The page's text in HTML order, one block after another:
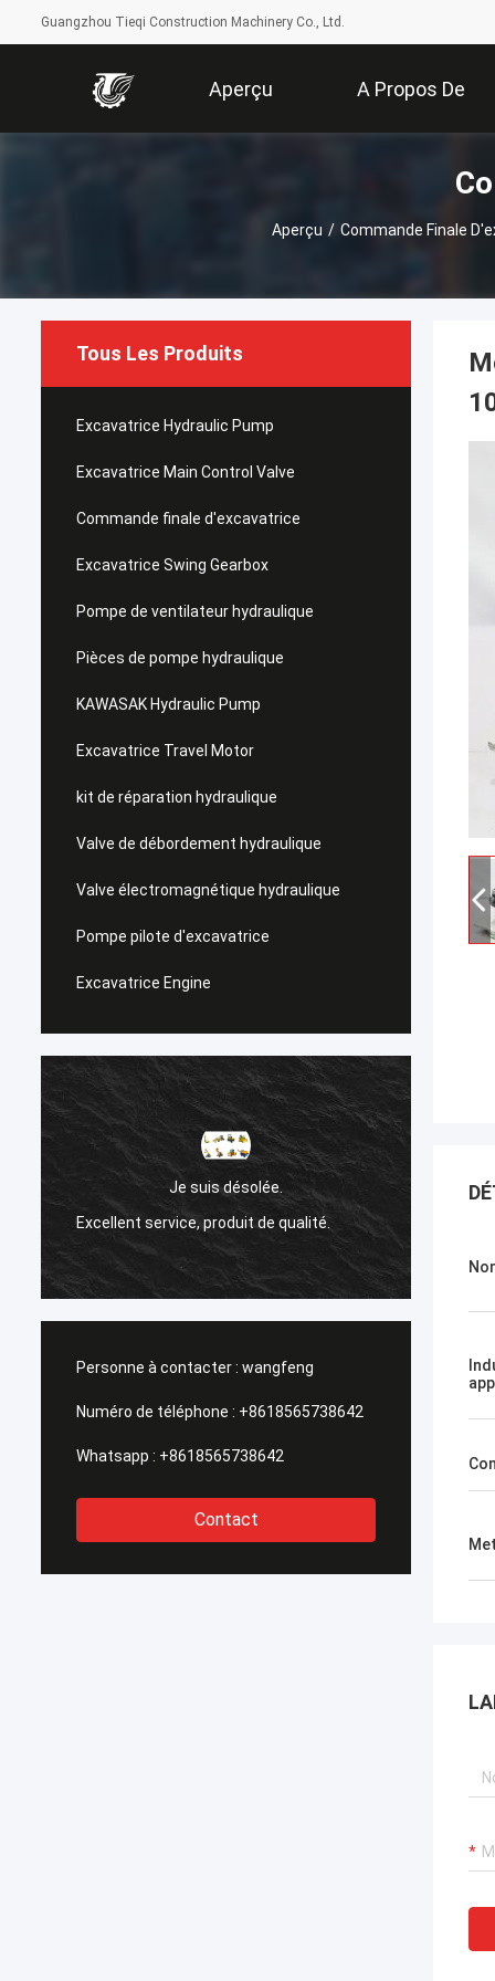
Guangzhou Tieqi Construction Machinery Co., Ltd.
Aperçu A Propos De
Nous
Aperçu / Commande Finale
Tous Les Produits
Excavatrice Hydraulic Pump
Excavatrice Main Control Valve
Commande finale d'excavatrice
Excavatrice Swing Gearbox
Pompe de ventilateur hydraulique
Pièces de pompe hydraulique
KAWASAK Hydraulic Pump
Excavatrice Travel Motor
kit de réparation hydraulique
Valve de débordement hydraulique
Valve électromagnétique hydraulique
Pompe pilote d'excavatrice
Excavatrice Engine
Sanok Nižehorodsky est une ville du nord
de la Russie.
Un service de gestion, une visite rapide.
Personne à contacter : wangfeng
Numéro de téléphone : +8618565738642
Whatsapp : +8618565738642
Contact